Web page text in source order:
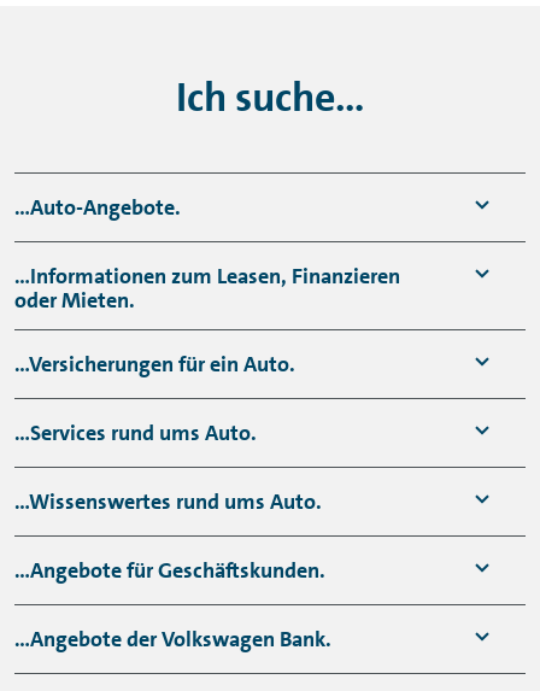
Ich suche...
...Auto-Angebote.
Leasing- & Finanzierungs-
Angebote.
Sie planen einen Neuwagen- oder
Gebrauchtwagenkauf? Sie interessieren
sich für eine Fahrzeug-Finanzierung
...Informationen zum Leasen, Finanzieren
oder Mieten.
Die Auto-Finanzierung.
Sie möchten ein Fahrzeug finanzieren?
Mit unserem Autokredit finden Sie die
...Versicherungen für ein Auto.
Die Kfz-Versicherung.
...Services rund ums Auto.
...Wissenswertes rund ums Auto.
...Angebote für Geschäftskunden.
...Angebote der Volkswagen Bank.